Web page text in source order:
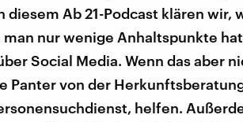
diesem Ab 21-Podcast klären wir,
nur wenige Anhaltspunkte
Social Media. Wenn das aber
Panter von der
helfen.